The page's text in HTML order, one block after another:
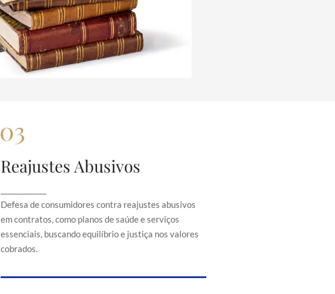
Reajustes Abusivos
Defesa de consumidores contra reajustes abusivos
em contratos, como planos de saúde e serviços
essenciais, buscando equilíbrio e justiça nos valores
cobrados.
Reajustes Abusivos
serviços essenciais, buscando equilíbrio e
justiça nos valores cobrados.